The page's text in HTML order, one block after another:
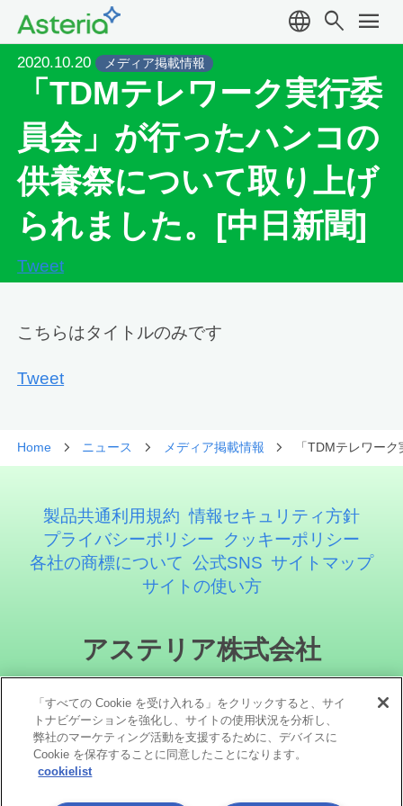
language search menu
2020.10.20 メディア掲載情報
「TDMテレワーク実行委
員会」が行ったハンコの
供養祭について取り上げ
られました。[中日新聞]
Tweet
こちらはタイトルのみです
Tweet
Home ニュース メディア掲載情報 「TDMテレワー
製品共通利用規約 情報セキュリティ方針
プライバシーポリシー
クッキーポリシー
各社の商標について 公式SNS サイトマップ
サイトの使い方
アステリア株式会社
「すべての Cookie を受け入れる」をクリックすると、サイ
トナビゲーションを強化し、サイトの使用状況を分析し、
弊社のマーケティング活動を支援するために、デバイスに
Cookie を保存することに同意したことになります。
cookielist